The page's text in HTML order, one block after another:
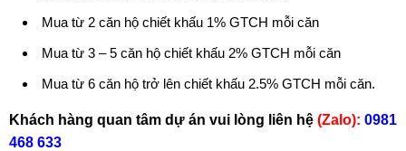
Mua từ 2 căn hộ chiết khấu 1% GTCH mỗi căn
Mua từ 3 – 5 căn hộ chiết khấu 2% GTCH mỗi căn
Mua từ 6 căn hộ trở lên chiết khấu 2.5% GTCH mỗi căn.
Khách hàng quan tâm dự án vui lòng liên hệ (Zalo): 0981
468 633